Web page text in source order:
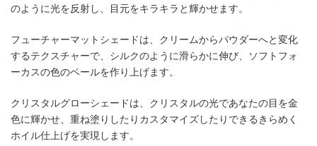
のように光を反射し、目元をキラキラと輝かせます。
フューチャーマットシェードは、クリームからパウダーへと変化
するテクスチャーで、シルクのように滑らかに伸び、ソフトフォ
ーカスの色のベールを作り上げます。
クリスタルグローシェードは、クリスタルの光であなたの目を金
色に輝かせ、重ね塗りしたりカスタマイズしたりできるきらめく
ホイル仕上げを実現します。